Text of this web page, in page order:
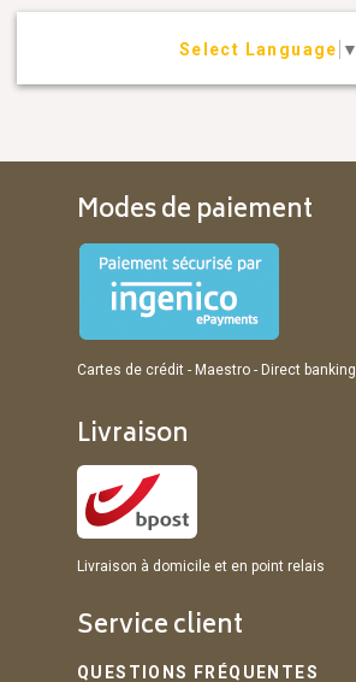
Select Language ▼
Modes de paiement
Cartes de crédit - Maestro - Direct banking
Livraison
Livraison à domicile et en point relais
Service client
QUESTIONS FRÉQUENTES